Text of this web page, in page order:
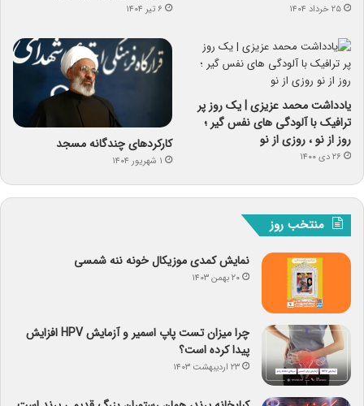
۲۵ خرداد ۱۴۰۴ ۶ تیر ۱۴۰۴
یادداشت محمد عزیزی | یک روز پر
ترافیک با آلودگی های نفس گیر ؛
روز از نو ، روزی از نو
۲۶ دی ۱۴۰۰
کارکردهای چندگانه مسجد
۱ شهریور ۱۴۰۴
منتخب روز
نمایش کمدی موزیکال خونه ننه شمسی
۲۰ بهمن ۱۴۰۳
چرا میزان تست پاپ اسمیر و آزمایش HPV افزایش
پیدا کرده است؟
۲۳ اردیبهشت ۱۴۰۳